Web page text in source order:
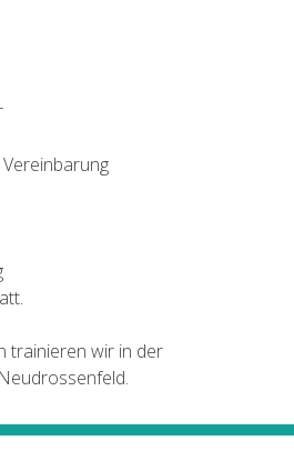
Vereinbarung
trainieren wir in der